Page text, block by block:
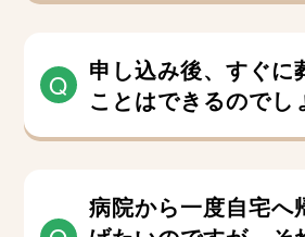
申し込み後、すぐに
ことはできるのでし
病院から一度自宅へ